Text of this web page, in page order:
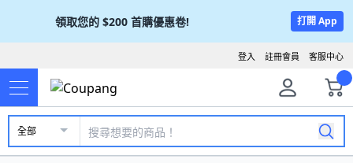
領取您的 $200 首購優惠卷! 打開 App
客服中心
註冊會員
登入
全部